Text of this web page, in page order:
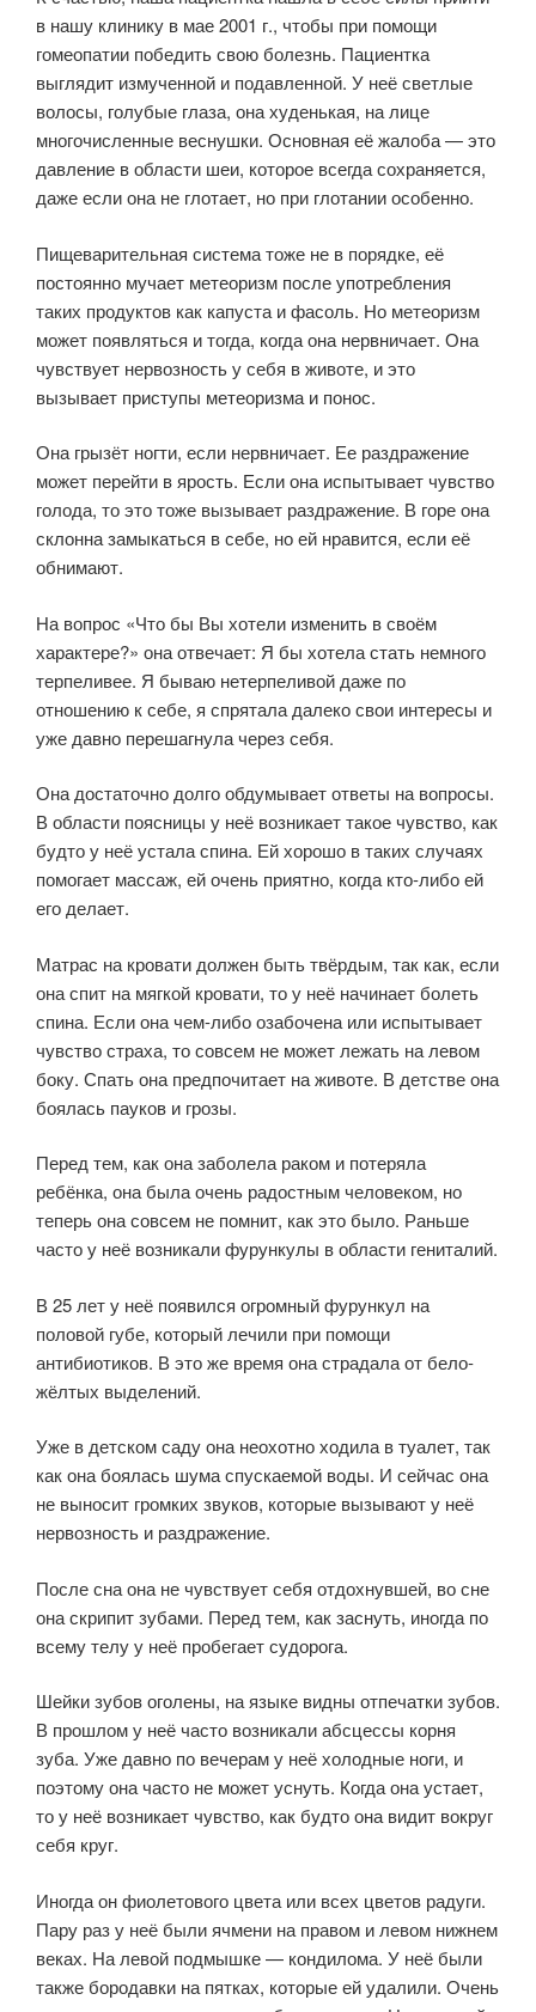
в нашу клинику в мае 2001 г., чтобы при помощи
гомеопатии победить свою болезнь. Пациентка
выглядит измученной и подавленной. У неё светлые
волосы, голубые глаза, она худенькая, на лице
многочисленные веснушки. Основная её жалоба — это
давление в области шеи, которое всегда сохраняется,
даже если она не глотает, но при глотании особенно.
Пищеварительная система тоже не в порядке, её
постоянно мучает метеоризм после употребления
таких продуктов как капуста и фасоль. Но метеоризм
может появляться и тогда, когда она нервничает. Она
чувствует нервозность у себя в животе, и это
вызывает приступы метеоризма и понос.
Она грызёт ногти, если нервничает. Ее раздражение
может перейти в ярость. Если она испытывает чувство
голода, то это тоже вызывает раздражение. В горе она
склонна замыкаться в себе, но ей нравится, если её
обнимают.
На вопрос «Что бы Вы хотели изменить в своём
характере?» она отвечает: Я бы хотела стать немного
терпеливее. Я бываю нетерпеливой даже по
отношению к себе, я спрятала далеко свои интересы и
уже давно перешагнула через себя.
Она достаточно долго обдумывает ответы на вопросы.
В области поясницы у неё возникает такое чувство, как
будто у неё устала спина. Ей хорошо в таких случаях
помогает массаж, ей очень приятно, когда кто-либо ей
его делает.
Матрас на кровати должен быть твёрдым, так как, если
она спит на мягкой кровати, то у неё начинает болеть
спина. Если она чем-либо озабочена или испытывает
чувство страха, то совсем не может лежать на левом
боку. Спать она предпочитает на животе. В детстве она
боялась пауков и грозы.
Перед тем, как она заболела раком и потеряла
ребёнка, она была очень радостным человеком, но
теперь она совсем не помнит, как это было. Раньше
часто у неё возникали фурункулы в области гениталий.
В 25 лет у неё появился огромный фурункул на
половой губе, который лечили при помощи
антибиотиков. В это же время она страдала от бело-
жёлтых выделений.
Уже в детском саду она неохотно ходила в туалет, так
как она боялась шума спускаемой воды. И сейчас она
не выносит громких звуков, которые вызывают у неё
нервозность и раздражение.
После сна она не чувствует себя отдохнувшей, во сне
она скрипит зубами. Перед тем, как заснуть, иногда по
всему телу у неё пробегает судорога.
Шейки зубов оголены, на языке видны отпечатки зубов.
В прошлом у неё часто возникали абсцессы корня
зуба. Уже давно по вечерам у неё холодные ноги, и
поэтому она часто не может уснуть. Когда она устает,
то у неё возникает чувство, как будто она видит вокруг
себя круг.
Иногда он фиолетового цвета или всех цветов радуги.
Пару раз у неё были ячмени на правом и левом нижнем
веках. На левой подмышке — кондилома. У неё были
также бородавки на пятках, которые ей удалили. Очень